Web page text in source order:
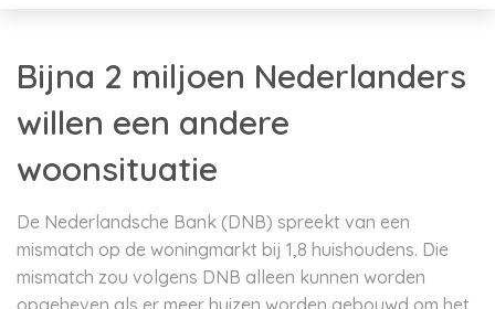
Bijna 2 miljoen Nederlanders
willen een andere
woonsituatie
De Nederlandsche Bank (DNB) spreekt van een
mismatch op de woningmarkt bij 1,8 huishoudens. Die
mismatch zou volgens DNB alleen kunnen worden
opgeheven als er meer huizen worden gebouwd om het